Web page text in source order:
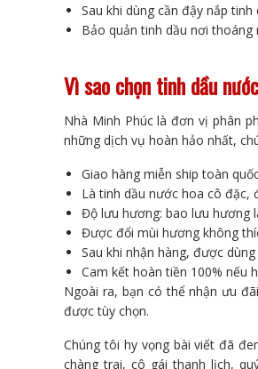
Sau khi dùng cần đậy nắp
Bảo quản tinh dầu nơi
Vì sao chọn tinh dầu
Nhà Minh Phúc là đơn vị phân
những dịch vụ hoàn hảo nhất,
Giao hàng miễn ship toàn
Là tinh dầu nước hoa cô đặc,
Độ lưu hương: bao lưu hương
Được đổi mùi hương không
Sau khi nhận hàng, được
Cam kết hoàn tiền 100% nếu
Ngoài ra, bạn có thể nhận ưu
được tùy chọn.
Chúng tôi hy vọng bài viết đã
chàng trai, cô gái thanh lịch,